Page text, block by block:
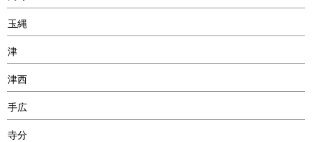
玉縄
津
津西
手広
寺分